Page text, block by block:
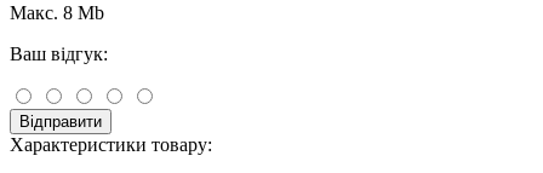
Макс. 8 Mb
Ваш відгук:
Відправити
Характеристики товару: